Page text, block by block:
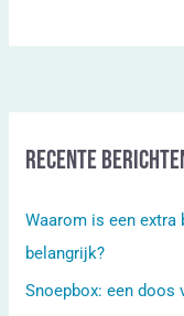
Recente
Waarom is een extra
belangrijk?
Snoepbox: een